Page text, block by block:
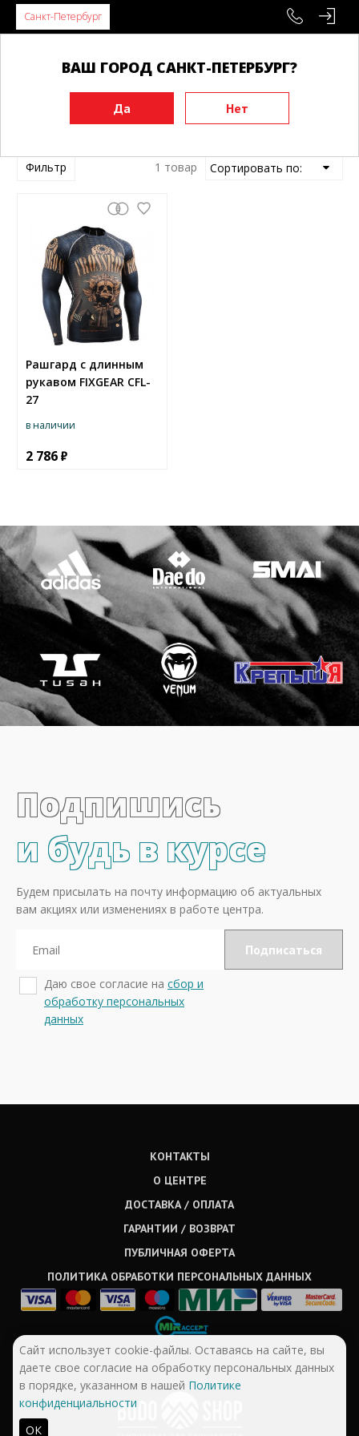
Санкт-Петербург
ВАШ ГОРОД САНКТ-ПЕТЕРБУРГ?
Главная
Товары FixGear
Фильтр 1 товар
Рашгард с длинным
рукавом FIXGEAR CFL-
27
в наличии
2 786
Подпишись
и будь в курсе
Будем присылать на почту информацию об актуальных
вам акциях или изменениях в работе центра.
Даю свое согласие на сбор и
обработку персональных
данных
КОНТАКТЫ
О ЦЕНТРЕ
ДОСТАВКА / ОПЛАТА
ГАРАНТИИ / ВОЗВРАТ
ПУБЛИЧНАЯ ОФЕРТА
ПОЛИТИКА ОБРАБОТКИ ПЕРСОНАЛЬНЫХ ДАННЫХ
Сайт использует cookie-файлы. Оставаясь на сайте, вы
даете свое согласие на обработку персональных данных
в порядке, указанном в нашей Политике
конфиденциальности
ОК